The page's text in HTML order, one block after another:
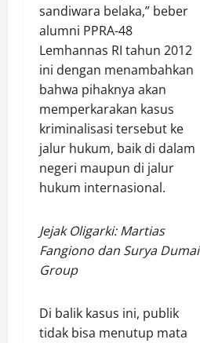
sandiwara belaka,” beber
alumni PPRA-48
Lemhannas RI tahun 2012
ini dengan menambahkan
bahwa pihaknya akan
memperkarakan kasus
kriminalisasi tersebut ke
jalur hukum, baik di dalam
negeri maupun di jalur
hukum internasional.
Jejak Oligarki: Martias
Fangiono dan Surya Dumai
Group
Di balik kasus ini, publik
tidak bisa menutup mata